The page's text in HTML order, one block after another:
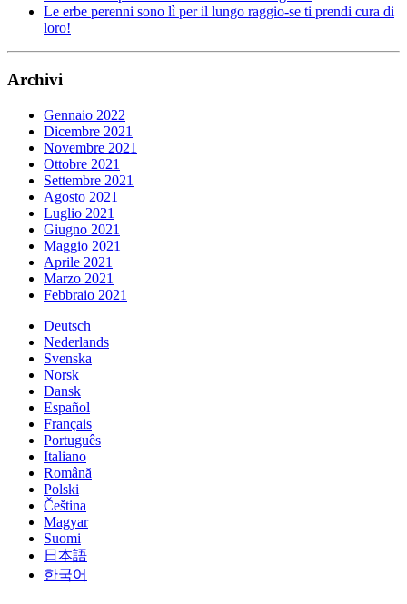
Le erbe perenni sono lì per il lungo raggio-se ti prendi cura di
loro!
Archivi
Gennaio 2022
Dicembre 2021
Novembre 2021
Ottobre 2021
Settembre 2021
Agosto 2021
Luglio 2021
Giugno 2021
Maggio 2021
Aprile 2021
Marzo 2021
Febbraio 2021
Deutsch
Nederlands
Svenska
Norsk
Dansk
Español
Français
Português
Italiano
Română
Polski
Čeština
Magyar
Suomi
日本語
한국어